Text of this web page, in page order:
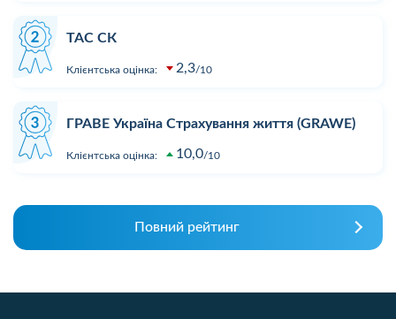
ТАС СК
Клієнтська оцінка: 2,3 10
ГРАВЕ Україна Страхування життя (GRAWE)
Клієнтська оцінка: 10,0 10
Повний рейтинг